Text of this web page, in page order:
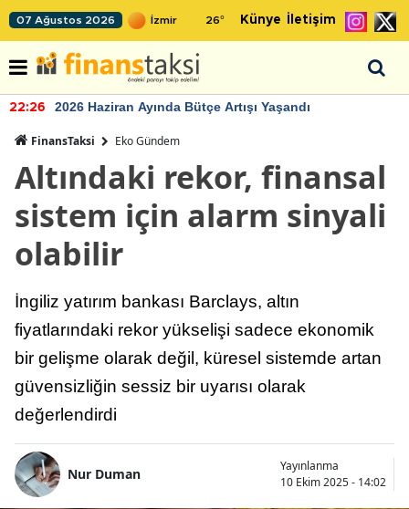
07 Ağustos 2026 26° Künye İletişim
22:26 2026 Haziran Ayında Bütçe Artışı Yaşandı
FinansTaksi Eko Gündem
Altındaki rekor, finansal
sistem için alarm sinyali
olabilir
İngiliz yatırım bankası Barclays, altın
fiyatlarındaki rekor yükselişi sadece ekonomik
bir gelişme olarak değil, küresel sistemde artan
güvensizliğin sessiz bir uyarısı olarak
değerlendirdi
Nur Duman
Yayınlanma
10 Ekim 2025 - 14:02